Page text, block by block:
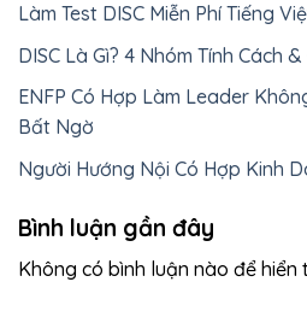
Làm Test DISC Miễn Phí Tiếng
DISC Là Gì? 4 Nhóm Tính Cách
ENFP Có Hợp Làm Leader
Bất Ngờ
Người Hướng Nội Có Hợp Kinh
Bình luận gần đây
Không có bình luận nào để hiển